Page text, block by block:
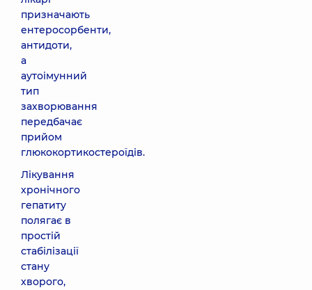
призначають
ентеросорбенти,
антидоти,
а
аутоімунний
тип
захворювання
передбачає
прийом
глюкокортикостероїдів.
Лікування
хронічного
гепатиту
полягає в
простій
стабілізації
стану
хворого,